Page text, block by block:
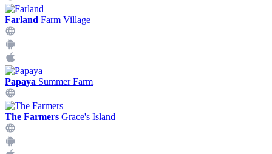
Farland Farm Village
Papaya Summer Farm
The Farmers Grace's Island